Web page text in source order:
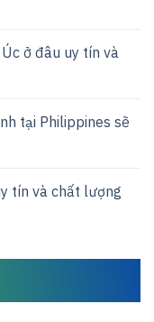
ở đâu uy tín và
tại Philippines sẽ
tín và chất lượng